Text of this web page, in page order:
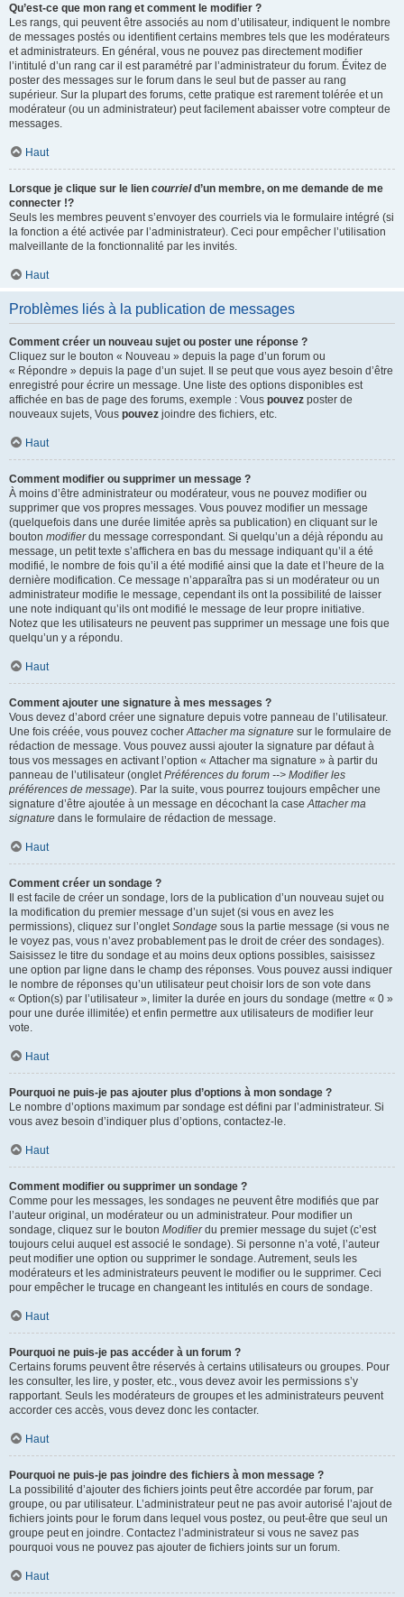
Qu’est-ce que mon rang et comment le modifier ?
Les rangs, qui peuvent être associés au nom d’utilisateur, indiquent le nombre
de messages postés ou identifient certains membres tels que les modérateurs
et administrateurs. En général, vous ne pouvez pas directement modifier
l’intitulé d’un rang car il est paramétré par l’administrateur du forum. Évitez de
poster des messages sur le forum dans le seul but de passer au rang
supérieur. Sur la plupart des forums, cette pratique est rarement tolérée et un
modérateur (ou un administrateur) peut facilement abaisser votre compteur de
messages.
Haut
Lorsque je clique sur le lien courrield’un membre, on me demande de me
connecter !?
Seuls les membres peuvent s’envoyer des courriels via le formulaire intégré (si
la fonction a été activée par l’administrateur). Ceci pour empêcher l’utilisation
malveillante de la fonctionnalité par les invités.
Haut
Problèmes liés à la publication de messages
Comment créer un nouveau sujet ou poster une réponse ?
Cliquez sur le bouton « Nouveau » depuis la page d’un forum ou
« Répondre » depuis la page d’un sujet. Il se peut que vous ayez besoin d’être
enregistré pour écrire un message. Une liste des options disponibles est
affichée en bas de page des forums, exemple : Vous pouvez poster de
nouveaux sujets, Vous pouvez joindre des fichiers, etc.
Haut
Comment modifier ou supprimer un message ?
À moins d’être administrateur ou modérateur, vous ne pouvez modifier ou
supprimer que vos propres messages. Vous pouvez modifier un message
(quelquefois dans une durée limitée après sa publication) en cliquant sur le
bouton modifierdu message correspondant. Si quelqu’un a déjà répondu au
message, un petit texte s’affichera en bas du message indiquant qu’il a été
modifié, le nombre de fois qu’il a été modifié ainsi que la date et l’heure de la
dernière modification. Ce message n’apparaîtra pas si un modérateur ou un
administrateur modifie le message, cependant ils ont la possibilité de laisser
une note indiquant qu’ils ont modifié le message de leur propre initiative.
Notez que les utilisateurs ne peuvent pas supprimer un message une fois que
quelqu’un y a répondu.
Haut
Comment ajouter une signature à mes messages ?
Vous devez d’abord créer une signature depuis votre panneau de l’utilisateur.
Une fois créée, vous pouvez cocher Attacher ma signature sur le formulaire de
rédaction de message. Vous pouvez aussi ajouter la signature par défaut à
tous vos messages en activant l’option « Attacher ma signature » à partir du
panneau de l’utilisateur (onglet Préférences du forum --> Modifier les
préférences de message). Par la suite, vous pourrez toujours empêcher une
signature d’être ajoutée à un message en décochant la case Attacher ma
signature dans le formulaire de rédaction de message.
Haut
Comment créer un sondage ?
Il est facile de créer un sondage, lors de la publication d’un nouveau sujet ou
la modification du premier message d’un sujet (si vous en avez les
permissions), cliquez sur l’onglet Sondage sous la partie message (si vous ne
le voyez pas, vous n’avez probablement pas le droit de créer des sondages).
Saisissez le titre du sondage et au moins deux options possibles, saisissez
une option par ligne dans le champ des réponses. Vous pouvez aussi indiquer
le nombre de réponses qu’un utilisateur peut choisir lors de son vote dans
« Option(s) par l’utilisateur », limiter la durée en jours du sondage (mettre « 0 »
pour une durée illimitée) et enfin permettre aux utilisateurs de modifier leur
vote.
Haut
Pourquoi ne puis-je pas ajouter plus d’options à mon sondage ?
Le nombre d’options maximum par sondage est défini par l’administrateur. Si
vous avez besoin d’indiquer plus d’options, contactez-le.
Haut
Comment modifier ou supprimer un sondage ?
Comme pour les messages, les sondages ne peuvent être modifiés que par
l’auteur original, un modérateur ou un administrateur. Pour modifier un
sondage, cliquez sur le bouton Modifierdu premier message du sujet (c’est
toujours celui auquel est associé le sondage). Si personne n’a voté, l’auteur
peut modifier une option ou supprimer le sondage. Autrement, seuls les
modérateurs et les administrateurs peuvent le modifier ou le supprimer. Ceci
pour empêcher le trucage en changeant les intitulés en cours de sondage.
Haut
Pourquoi ne puis-je pas accéder à un forum ?
Certains forums peuvent être réservés à certains utilisateurs ou groupes. Pour
les consulter, les lire, y poster, etc., vous devez avoir les permissions s’y
rapportant. Seuls les modérateurs de groupes et les administrateurs peuvent
accorder ces accès, vous devez donc les contacter.
Haut
Pourquoi ne puis-je pas joindre des fichiers à mon message ?
La possibilité d’ajouter des fichiers joints peut être accordée par forum, par
groupe, ou par utilisateur. L’administrateur peut ne pas avoir autorisé l’ajout de
fichiers joints pour le forum dans lequel vous postez, ou peut-être que seul un
groupe peut en joindre. Contactez l’administrateur si vous ne savez pas
pourquoi vous ne pouvez pas ajouter de fichiers joints sur un forum.
Haut